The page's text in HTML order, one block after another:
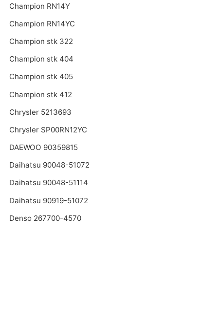
Champion RN14Y
Champion RN14YC
Champion stk 322
Champion stk 404
Champion stk 405
Champion stk 412
Chrysler 5213693
Chrysler SP00RN12YC
DAEWOO 90359815
Daihatsu 90048-51072
Daihatsu 90048-51114
Daihatsu 90919-51072
Denso 267700-4570